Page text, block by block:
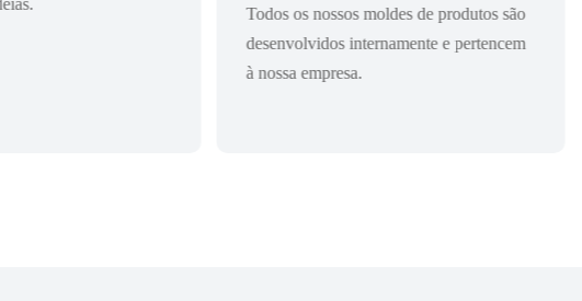
Todos os nossos moldes de produtos são
desenvolvidos internamente e pertencem
à nossa empresa.